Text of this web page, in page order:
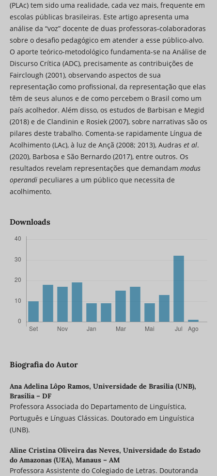
(PLAc) tem sido uma realidade, cada vez mais, frequente em
escolas públicas brasileiras. Este artigo apresenta uma
análise da “voz” docente de duas professoras-colaboradoras
sobre o desafio pedagógico em atender a esse público-alvo.
O aporte teórico-metodológico fundamenta-se na Análise de
Discurso Crítica (ADC), precisamente as contribuições de
Fairclough (2001), observando aspectos de sua
representação como profissional, da representação que elas
têm de seus alunos e de como percebem o Brasil como um
país acolhedor. Além disso, os estudos de Barbisan e Megid
(2018) e de Clandinin e Rosiek (2007), sobre narrativas são os
pilares deste trabalho. Comenta-se rapidamente Língua de
Acolhimento (LAc), à luz de Ançã (2008; 2013), Audras et al.
(2020), Barbosa e São Bernardo (2017), entre outros. Os
resultados revelam representações que demandam modus
operandi peculiares a um público que necessita de
acolhimento.
Downloads
Biografia do Autor
Ana Adelina Lôpo Ramos, Universidade de Brasília (UNB),
Brasília – DF
Professora Associada do Departamento de Linguística,
Português e Línguas Clássicas. Doutorado em Linguística
(UNB).
Aline Cristina Oliveira das Neves, Universidade do Estado
do Amazonas (UEA), Manaus – AM
Professora Assistente do Colegiado de Letras. Doutoranda